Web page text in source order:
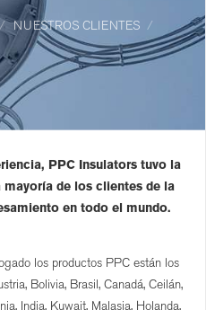
NUESTROS CLIENTES
PPC Insulators tuvo la
de los clientes de la
en todo el mundo.
los productos PPC están los
Bolivia, Brasil, Canadá, Ceilán,
India, Kuwait, Malasia, Holanda,